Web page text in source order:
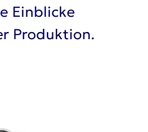
Einblicke
Produktion.